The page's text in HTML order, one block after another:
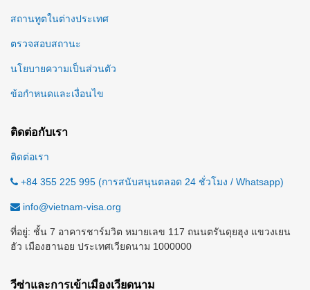
สถานทูตในต่างประเทศ
ตรวจสอบสถานะ
นโยบายความเป็นส่วนตัว
ข้อกำหนดและเงื่อนไข
ติดต่อกับเรา
ติดต่อเรา
+84 355 225 995 (การสนับสนุนตลอด 24 ชั่วโมง / Whatsapp)
info@vietnam-visa.org
ที่อยู่: ชั้น 7 อาคารชาร์มวิต หมายเลข 117 ถนนตรันดุยฮุง แขวงเยน
ฮัว เมืองฮานอย ประเทศเวียดนาม 1000000
วีซ่าและการเข้าเมืองเวียดนาม